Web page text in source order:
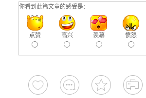
你看到此篇文章的感受是：
点赞 高兴 羡慕 愤怒